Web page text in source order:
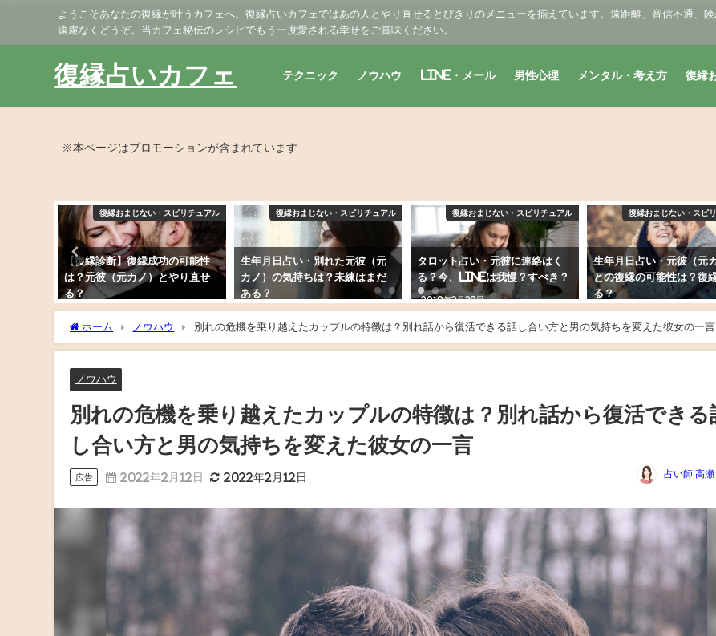
ようこそあなたの復縁が叶うカフェへ。復縁占いカフェではあの人とやり直せるとびきりのメニューを揃えています。遠距離、音信不通、
遠慮なくどうぞ。当カフェ秘伝のレシピでもう一度愛される幸せをご賞味ください。
復縁占いカフェ テクニック ノウハウ LINE・メール 男性心理 メンタル・考え方 復縁
※本ページはプロモーションが含まれています
復縁おまじない・スピリチュアル
【復縁診断】復縁成功の可能性
は？元彼（元カノ）とやり直せ
る？
復縁おまじない・スピリチュアル
生年月日占い・別れた元彼（元
カノ）の気持ちは？未練はまだ
ある？
復縁おまじない・スピリチュアル
タロット占い・元彼に連絡はく
る？今、LINEは我慢？すべき？
2019年2月28日
復縁おまじない・スピ
生年月日占い・元彼（元カ
との復縁の可能性は？復
る？
ホーム ノウハウ 別れの危機を乗り越えたカップルの特徴は？別れ話から復活できる話し合い方と男の気持ちを変えた彼女の一言
ノウハウ
別れの危機を乗り越えたカップルの特徴は？別れ話から復活できる
し合い方と男の気持ちを変えた彼女の一言
広告 2022年2月12日 2022年2月12日 占い師 高瀬